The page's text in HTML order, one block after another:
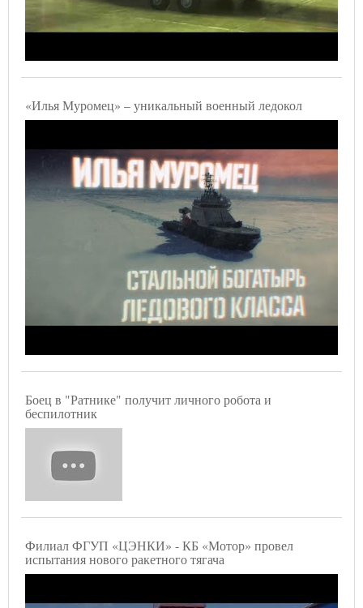
«Илья Муромец» – уникальный военный ледокол
Боец в "Ратнике" получит личного робота и
беспилотник
Филиал ФГУП «ЦЭНКИ» - КБ «Мотор» провел
испытания нового ракетного тягача